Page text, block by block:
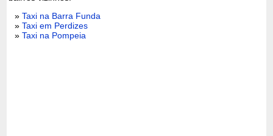
»Taxi na Barra Funda
»Taxi em Perdizes
»Taxi na Pompeia